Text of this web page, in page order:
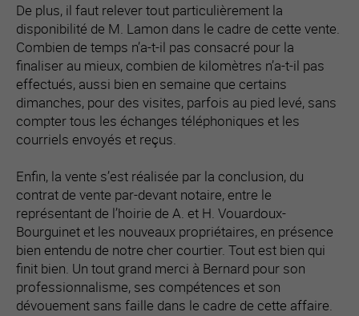
De plus, il faut relever tout particulièrement la
disponibilité de M. Lamon dans le cadre de cette vente.
Combien de temps n’a-t-il pas consacré pour la
finaliser au mieux, combien de kilomètres n’a-t-il pas
effectués, aussi bien en semaine que certains
dimanches, pour des visites, parfois au pied levé, sans
compter tous les échanges téléphoniques et les
courriels envoyés et reçus.
Enfin, la vente s’est réalisée par la conclusion, du
contrat de vente par-devant notaire, entre le
représentant de l’hoirie de A. et H. Vouardoux-
Bourguinet et les nouveaux propriétaires, en présence
bien entendu de notre cher courtier. Tout est bien qui
finit bien. Un tout grand merci à Bernard pour son
professionnalisme, ses compétences et son
dévouement sans faille dans le cadre de cette affaire.